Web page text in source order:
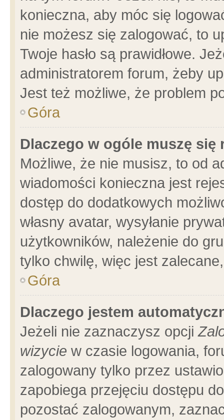
konieczna, aby móc się
nie możesz się zalogować, to
Twoje hasło są prawidłowe.
administratorem forum, żeby
Jest też możliwe, że problem
Góra
Dlaczego w ogóle muszę się
Możliwe, że nie musisz, to od
wiadomości konieczna jest
dostęp do dodatkowych
własny avatar, wysyłanie
użytkowników, należenie do
tylko chwilę, więc jest
Góra
Dlaczego jestem
Jeżeli nie zaznaczysz opcji
wizycie w czasie logowania,
zalogowany tylko przez
zapobiega przejęciu dostępu
pozostać zalogowanym,